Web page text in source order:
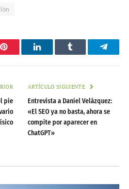
Pinterest LinkedInTumblr
pie
ARTÍCULO SIGUIENTE
Entrevista a Daniel Velázquez:
«El SEO ya no basta, ahora se
compite por aparecer en
ChatGPT»